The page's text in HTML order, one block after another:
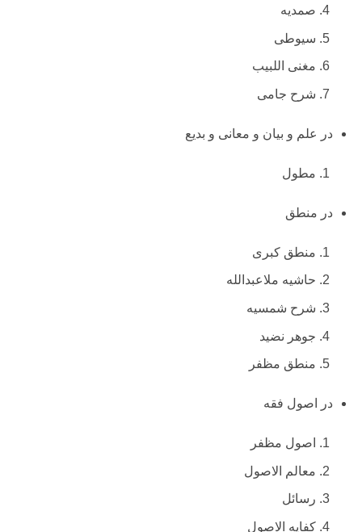
صمدیه
سیوطی
مغنی اللبیب
شرح جامی
در علم و بیان و معانی و بدیع
مطول
در منطق
منطق کبری
حاشیه ملاعبدالله
شرح شمسیه
جوهر نضید
منطق مظفر
در اصول فقه
اصول مظفر
معالم الاصول
رسائل
کفایه الاصول